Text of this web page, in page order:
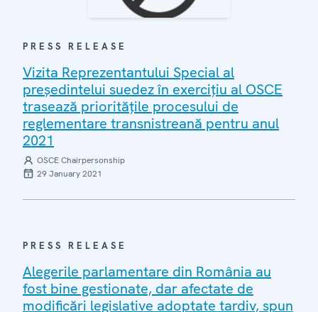
PRESS RELEASE
Vizita Reprezentantului Special al
președintelui suedez în exercițiu al OSCE
trasează prioritățile procesului de
reglementare transnistreană pentru anul
2021
OSCE Chairpersonship
29 January 2021
PRESS RELEASE
Alegerile parlamentare din România au
fost bine gestionate, dar afectate de
modificări legislative adoptate tardiv, spun